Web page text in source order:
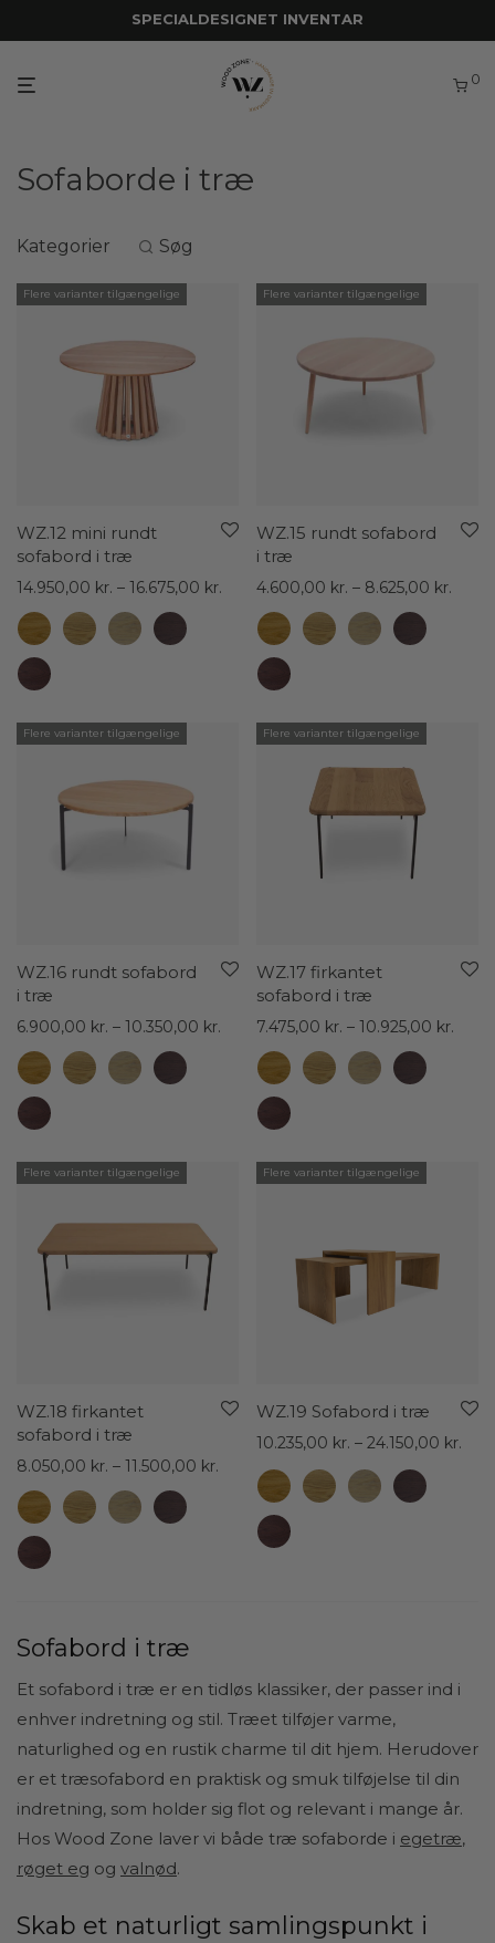
SPECIALDESIGNET INVENTAR
0
Sofaborde i træ
Kategorier Søg
Flere varianter tilgængelige
WZ.12 mini rundt
sofabord i træ
14.950,00 kr. – 16.675,00 kr. Prisinterval:
14.950,00 kr.
16.675,00 kr.
Flere varianter tilgængelige
WZ.15 rundt sofabord
i træ
4.600,00 kr. – 8.625,00 kr.
Flere varianter tilgængelige
WZ.16 rundt sofabord
i træ
6.900,00 kr. – 10.350,00 kr. Prisinterval:
6.900,00 kr.
10.350,00 kr.
Flere varianter tilgængelige
WZ.17 firkantet
sofabord i træ
7.475,00 kr. – 10.925,00 kr.
Flere varianter tilgængelige
WZ.18 firkantet
sofabord i træ
8.050,00 kr. – 11.500,00 kr. Prisinterval:
8.050,00 kr.
11.500,00 kr.
Flere varianter tilgængelige
WZ.19 Sofabord i træ
10.235,00 kr. – 24.150,00 kr.
Sofabord i træ
Et sofabord i træ er en tidløs klassiker, der passer ind i
enhver indretning og stil. Træet tilføjer varme,
naturlighed og en rustik charme til dit hjem. Herudover
er et træsofabord en praktisk og smuk tilføjelse til din
indretning, som holder sig flot og relevant i mange år.
Hos Wood Zone laver vi både træ sofaborde i egetræ,
røget eg og valnød.
Skab et naturligt samlingspunkt i